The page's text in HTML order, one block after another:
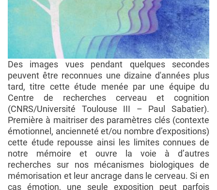
Des images vues pendant quelques secondes
peuvent être reconnues une dizaine d'années plus
tard, titre cette étude menée par une équipe du
Centre de recherches cerveau et cognition
(CNRS/Université Toulouse III – Paul Sabatier).
Première à maitriser des paramètres clés (contexte
émotionnel, ancienneté et/ou nombre d’expositions)
cette étude repousse ainsi les limites connues de
notre mémoire et ouvre la voie à d’autres
recherches sur nos mécanismes biologiques de
mémorisation et leur ancrage dans le cerveau. Si en
cas émotion, une seule exposition peut parfois